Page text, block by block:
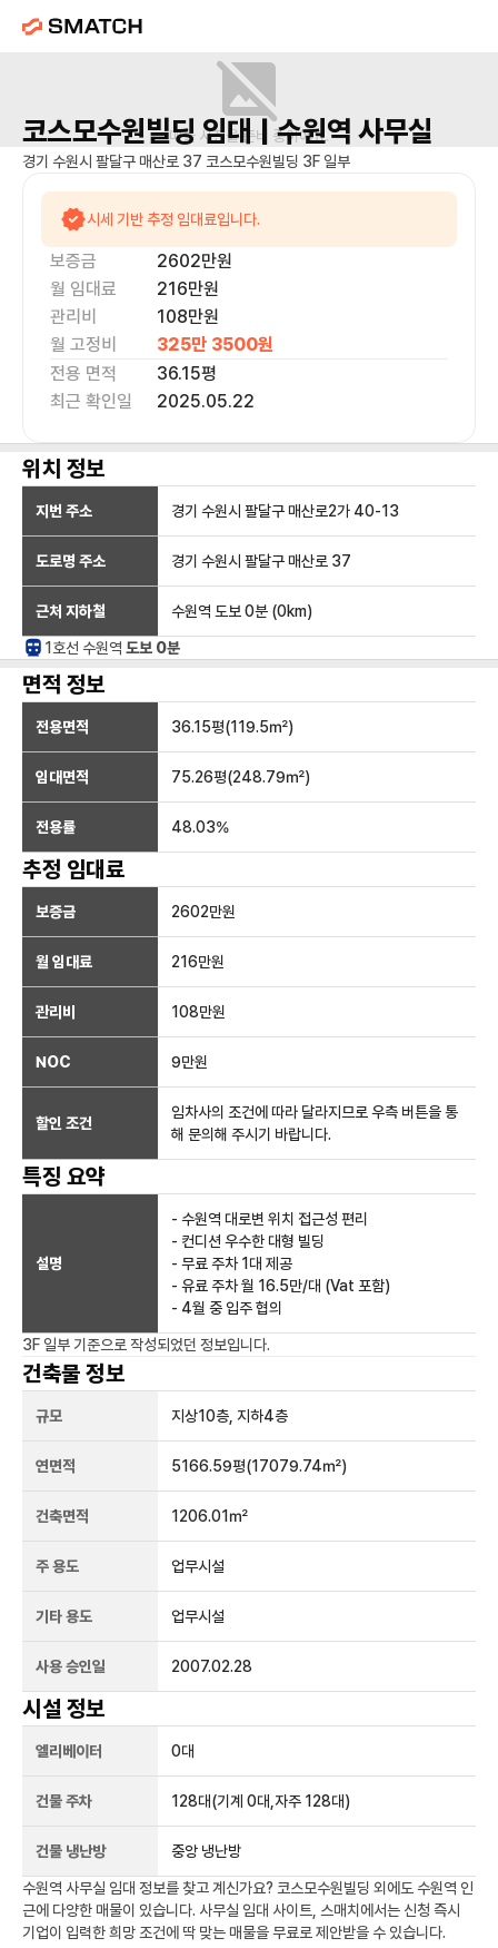
매물 사진을 준비 중이에요.
코스모수원빌딩임대 | 수원역 사무실
경기 수원시 팔달구 매산로 37 코스모수원빌딩 3F 일부
시세 기반 추정 임대료입니다.
보증금 2602만원
월 임대료
216만원
관리비
108만원
월 고정비
325만 3500원
전용 면적
36.15평
최근 확인일
2025.05.22
위치 정보
지번 주소 경기 수원시 팔달구 매산로2가 40-13
도로명 주소 경기 수원시 팔달구 매산로 37
근처 지하철 수원역 도보 0분 (0km)
1호선 수원역 도보 0분
면적 정보
전용면적 36.15평(119.5㎡)
임대면적 75.26평(248.79㎡)
전용률 48.03%
추정 임대료
보증금 2602만원
월 임대료 216만원
관리비 108만원
NOC 9만원
할인 조건
임차사의 조건에 따라 달라지므로 우측 버튼을 통
해 문의해 주시기 바랍니다.
특징 요약
설명
- 수원역 대로변 위치 접근성 편리
- 컨디션 우수한 대형 빌딩
- 무료 주차 1대 제공
- 유료 주차 월 16.5만/대 (Vat 포함)
- 4월 중 입주 협의
3F 일부 기준으로 작성되었던 정보입니다.
건축물 정보
규모 지상10층, 지하4층
연면적 5166.59평(17079.74㎡)
건축면적 1206.01㎡
주 용도 업무시설
기타 용도 업무시설
사용 승인일 2007.02.28
시설 정보
엘리베이터 0대
건물 주차 128대(기계 0대,자주 128대)
건물 냉난방 중앙 냉난방
수원역 사무실 임대 정보를 찾고 계신가요? 코스모수원빌딩 외에도 수원역 인
근에 다양한 매물이 있습니다. 사무실 임대 사이트, 스매치에서는 신청 즉시
기업이 입력한 희망 조건에 딱 맞는 매물을 무료로 제안받을 수 있습니다.